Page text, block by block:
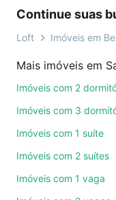
videochamada, é
ainda conta com
de imóveis.
ruas, bairros e até
também pode
quartos, suítes,
Continue suas
Loft Imóveis em
Mais imóveis em
Imóveis com 2
Imóveis com 3
Imóveis com 1 suíte
Imóveis com 2 suítes
Imóveis com 1 vaga